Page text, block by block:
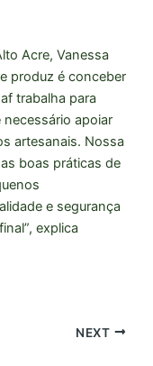
Acre, Vanessa
produz é conceber
trabalha para
apoiar
artesanais. Nossa
boas práticas de
e segurança
explica
NEXT